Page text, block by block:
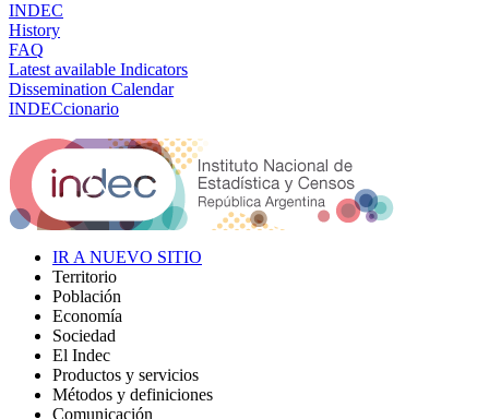
INDEC
History
FAQ
Latest available Indicators
Dissemination Calendar
INDECcionario
IR A NUEVO SITIO
Territorio
Población
Economía
Sociedad
El Indec
Productos y servicios
Métodos y definiciones
Comunicación